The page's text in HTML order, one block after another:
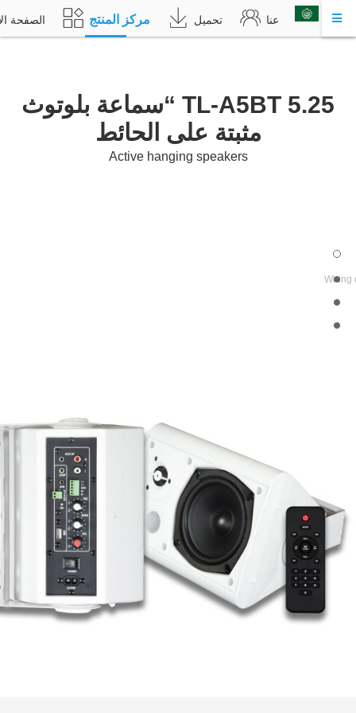
عربي عنا تحميل مركز المنتج الصفحة
TL-A5BT 5.25 “سماعة بلوتوث
مثبتة على الحائط
Active hanging speakers
Wiring